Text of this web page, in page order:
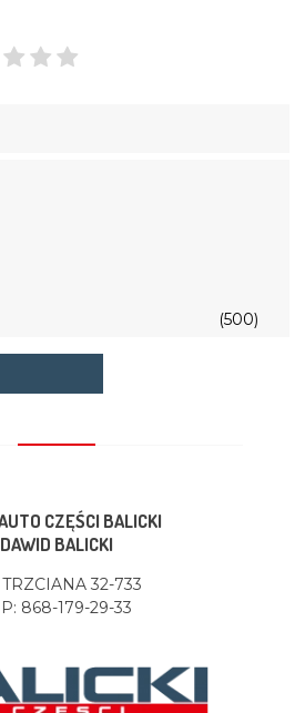
(500)
CZĘŚCI BALICKI
DAWID BALICKI
32-733
868-179-29-33